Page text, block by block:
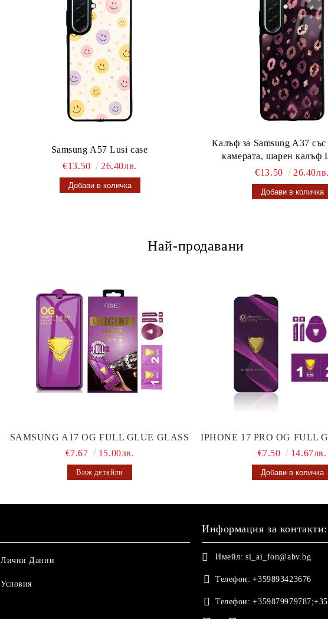
Samsung A57 Lusi case
€13.50
26.40лв.
Калъф за Samsung A37
камерата, шарен калъф
€13.50
26.40лв.
Най-продавани
SAMSUNG A17 OG FULL GLUE GLASS
€7.67
15.00лв.
Виж детайли
IPHONE 17 PRO OG FULL
€7.50
14.67лв.
Лични Данни
Условия
Информация за контакти:
Имейл: si_ai_fon@abv.bg
Телефон: +359893423676
Телефон: